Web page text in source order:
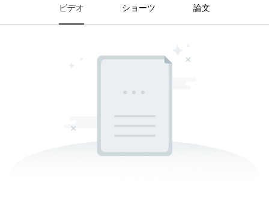
ビデオ ショーツ 論文